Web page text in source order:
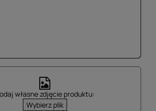
własne zdjęcie produktu:
Wybierz plik